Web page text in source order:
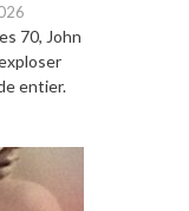
70, John
entier.